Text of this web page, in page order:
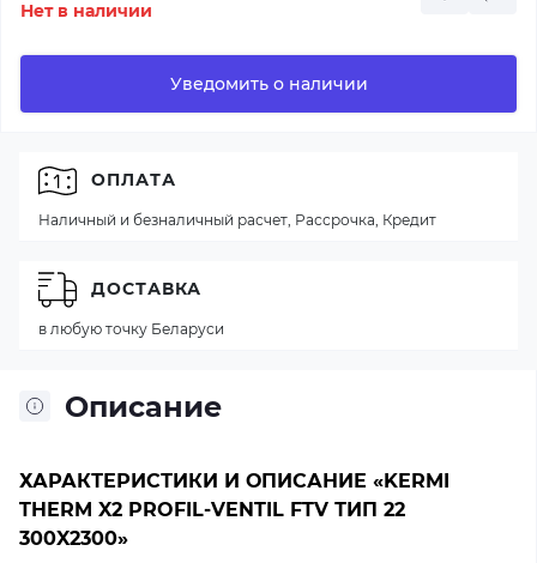
Нет в наличии
Уведомить о наличии
Описание
ХАРАКТЕРИСТИКИ И ОПИСАНИЕ «KERMI
THERM X2 PROFIL-VENTIL FTV ТИП 22
300X2300»
ОПЛАТА
Наличный и безналичный расчет, Рассрочка, Кредит
ДОСТАВКА
в любую точку Беларуси